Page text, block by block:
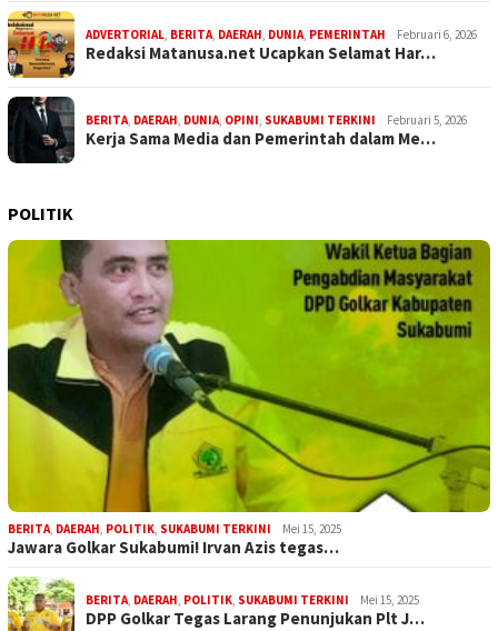
ADVERTORIAL BERITA DAERAH DUNIA PEMERINTAH Februari 6, 2026
Redaksi Matanusa.net Ucapkan Selamat Har…
BERITA DAERAH DUNIA OPINI SUKABUMI TERKINI Februari 5, 2026
Kerja Sama Media dan Pemerintah dalam Me…
POLITIK
BERITA, DAERAH, POLITIK, SUKABUMI TERKINI Mei 15, 2025
Jawara Golkar Sukabumi! Irvan Azis tegas…
BERITA, DAERAH, POLITIK, SUKABUMI TERKINI Mei 15, 2025
DPP Golkar Tegas Larang Penunjukan Plt J…